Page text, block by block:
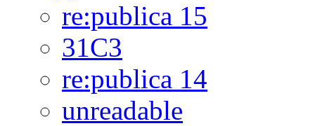
re:publica 15
31C3
re:publica 14
unreadable